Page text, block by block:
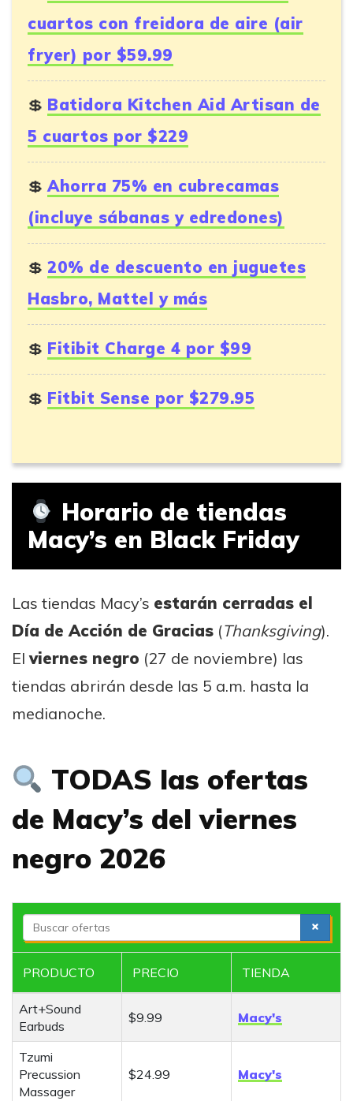
cuartos con freidora de aire (air
fryer) por $59.99
Batidora Kitchen Aid Artisan de
5 cuartos por $229
Ahorra 75% en cubrecamas
(incluye sábanas y edredones)
20% de descuento en juguetes
Hasbro, Mattel y más
Fitibit Charge 4 por $99
Fitbit Sense por $279.95
Horario de tiendas
Macy’s en Black Friday
Las tiendas Macy’s estarán cerradas el
Día de Acción de Gracias (Thanksgiving).
Elviernes negro (27 de noviembre) las
tiendas abrirán desde las 5 a.m. hasta la
medianoche.
TODAS las ofertas
de Macy’s del viernes
negro 2026
e
a
r
c
PRODUCTO PRECIO TIENDA
Art+Sound
Earbuds
$9.99 Macy's
Tzumi
Precussion
Massager
$24.99 Macy's